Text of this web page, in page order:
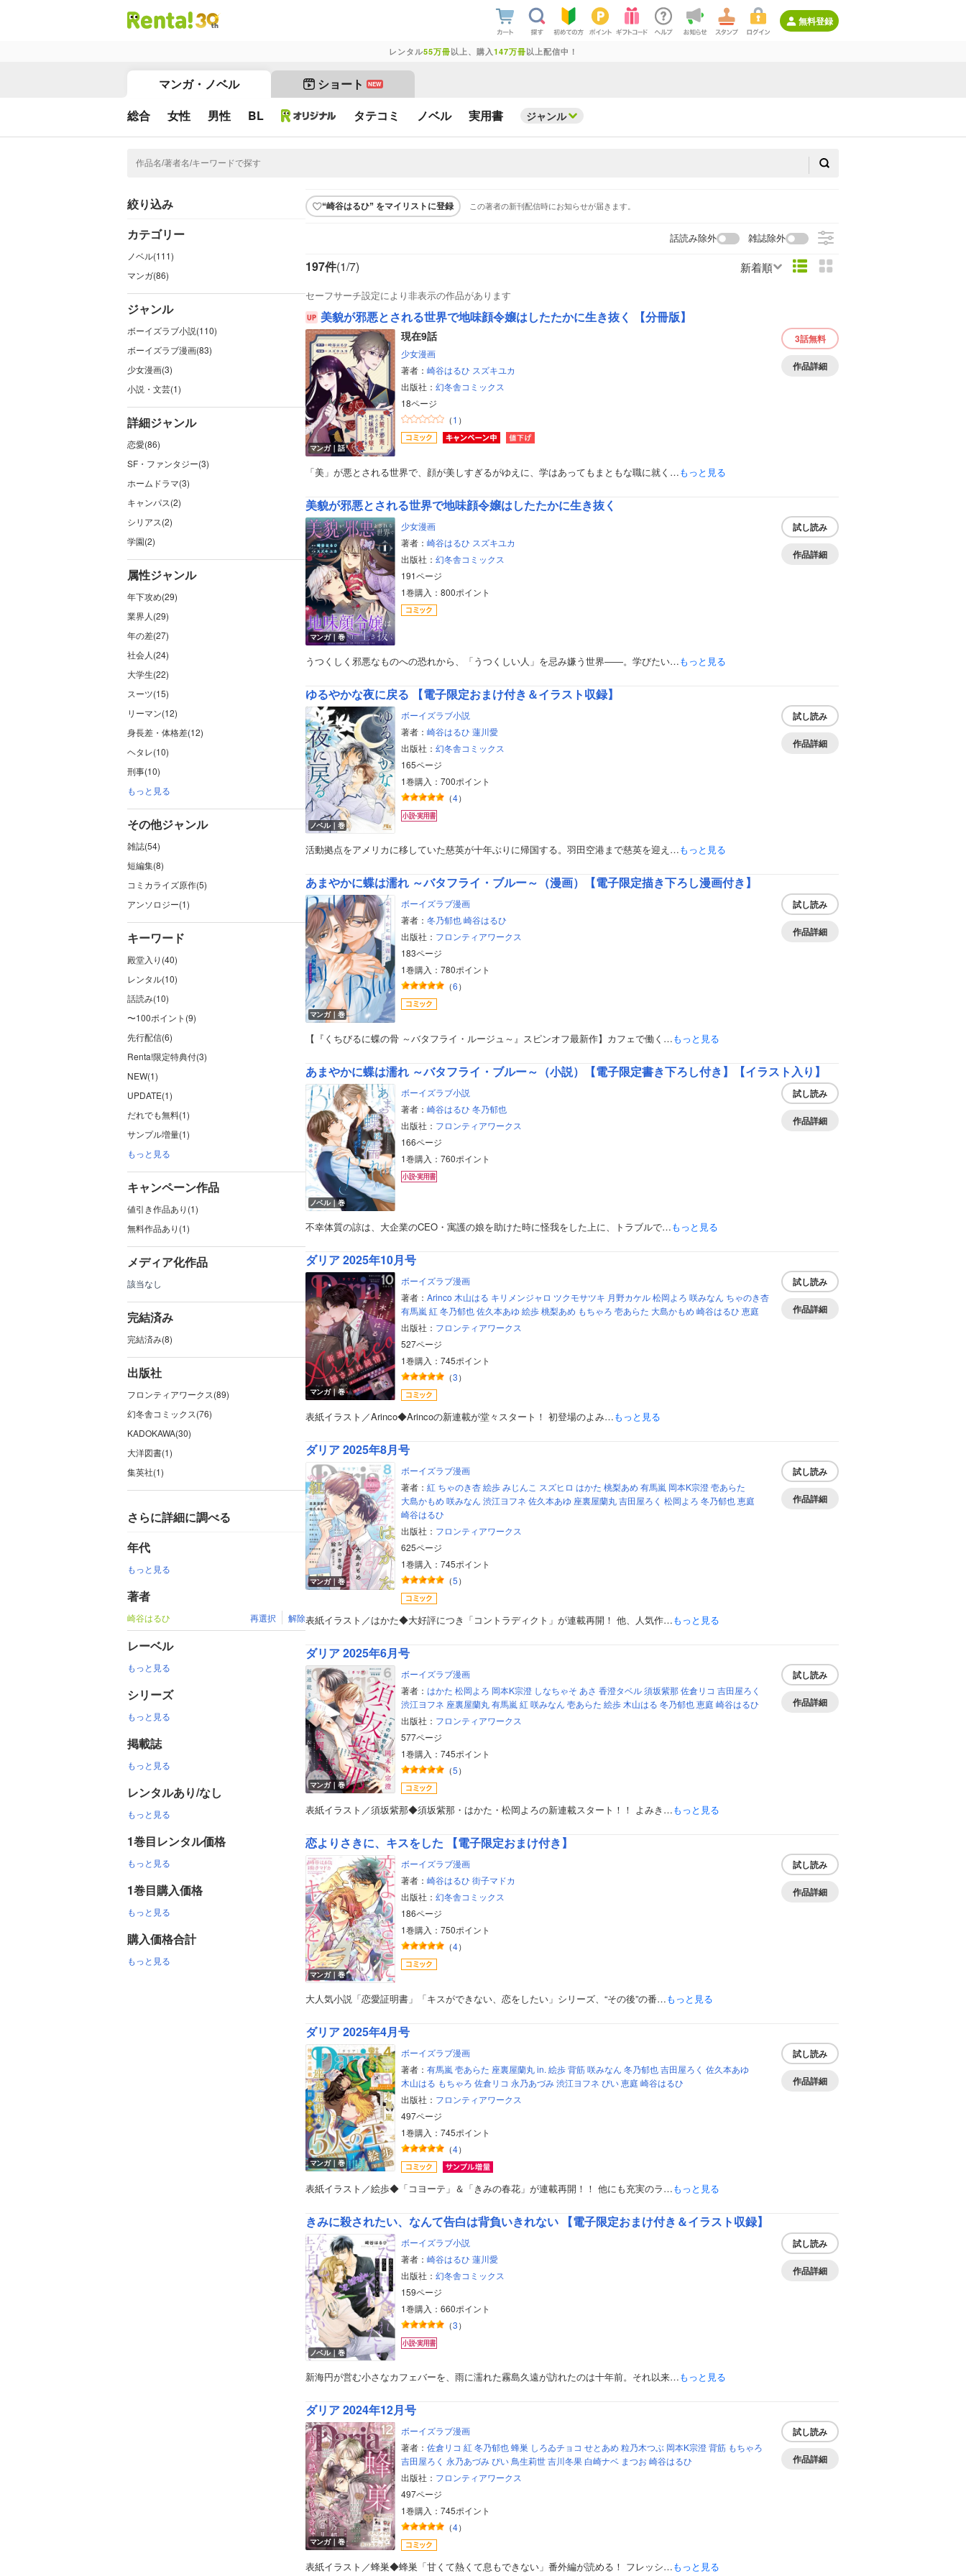
無料登録
レンタル55万冊以上、購入 147万冊以上配信中！
マンガ・ノベル ショート NEW
総合 女性 男性 BL タテコミ ノベル 実用書 ジャンル
絞り込み
カテゴリー
ノベル(111)
マンガ(86)
ジャンル
ボーイズラブ小説(110)
ボーイズラブ漫画(83)
少女漫画(3)
小説・文芸(1)
詳細ジャンル
恋愛(86)
SF・ファンタジー(3)
ホームドラマ(3)
キャンパス(2)
シリアス(2)
学園(2)
属性ジャンル
年下攻め(29)
業界人(29)
年の差(27)
社会人(24)
大学生(22)
スーツ(15)
リーマン(12)
身長差・体格差(12)
ヘタレ(10)
刑事(10)
もっと見る
その他ジャンル
雑誌(54)
短編集(8)
コミカライズ原作(5)
アンソロジー(1)
キーワード
殿堂入り(40)
レンタル(10)
話読み(10)
〜100ポイント(9)
先行配信(6)
Renta!限定特典付(3)
NEW(1)
UPDATE(1)
だれでも無料(1)
サンプル増量(1)
もっと見る
キャンペーン作品
値引き作品あり(1)
無料作品あり(1)
メディア化作品
該当なし
完結済み
完結済み(8)
出版社
フロンティアワークス(89)
幻冬舎コミックス(76)
KADOKAWA(30)
大洋図書(1)
集英社(1)
さらに詳細に調べる
年代
もっと見る
著者
崎谷はるひ 再選択 解除
レーベル
もっと見る
シリーズ
もっと見る
掲載誌
もっと見る
レンタルあり/なし
もっと見る
1巻目レンタル価格
もっと見る
1巻目購入価格
もっと見る
購入価格合計
もっと見る
“崎谷はるひ” をマイリストに登録 この著者の新刊配信時にお知らせが届きます。
話読み除外 雑誌除外
197件(1/7) 新着順
セーフサーチ設定により非表示の作品があります
ボーイズラブ
ティーンズラブ
美女・美少女
女性写真集
美貌が邪悪とされる世界で地味顔令嬢はしたたかに生き抜く 【分冊版】
マンガ｜話
現在9話
少女漫画
著者： 崎谷はるひ スズキユカ
出版社： 幻冬舎コミックス
18ページ
（1 ）
3話無料
作品詳細
「美」が悪とされる世界で、顔が美しすぎるがゆえに、学はあってもまともな職に就く…もっと見る
美貌が邪悪とされる世界で地味顔令嬢はしたたかに生き抜く
マンガ｜巻
少女漫画
著者： 崎谷はるひ スズキユカ
出版社： 幻冬舎コミックス
191ページ
1巻購入：800ポイント
試し読み
作品詳細
うつくしく邪悪なものへの恐れから、「うつくしい人」を忌み嫌う世界――。学びたい…もっと見る
ゆるやかな夜に戻る 【電子限定おまけ付き＆イラスト収録】
ノベル｜巻
ボーイズラブ小説
著者： 崎谷はるひ 蓮川愛
出版社： 幻冬舎コミックス
165ページ
1巻購入：700ポイント
（4）
試し読み
作品詳細
活動拠点をアメリカに移していた慈英が十年ぶりに帰国する。羽田空港まで慈英を迎え…もっと見る
あまやかに蝶は濡れ ～バタフライ・ブルー～（漫画）【電子限定描き下ろし漫画付き】
マンガ｜巻
ボーイズラブ漫画
著者： 冬乃郁也 崎谷はるひ
出版社： フロンティアワークス
183ページ
1巻購入：780ポイント
（6）
試し読み
作品詳細
【『くちびるに蝶の骨 ～バタフライ・ルージュ～』スピンオフ最新作】カフェで働く…もっと見る
あまやかに蝶は濡れ ～バタフライ・ブルー～（小説）【電子限定書き下ろし付き】【イラスト入り】
ノベル｜巻
ボーイズラブ小説
著者： 崎谷はるひ 冬乃郁也
出版社： フロンティアワークス
166ページ
1巻購入：760ポイント
試し読み
作品詳細
不幸体質の諒は、大企業のCEO・寓護の娘を助けた時に怪我をした上に、トラブルで…もっと見る
ダリア 2025年10月号
マンガ｜巻
ボーイズラブ漫画
著者： Arinco 木山はる キリメンジャロ ツクモサツキ 月野カケル 松岡よろ 咲みなん ちゃのき杏
有馬嵐 紅 冬乃郁也 佐久本あゆ 絵歩 桃梨あめ もちゃろ 壱あらた 大島かもめ 崎谷はるひ 恵庭
出版社： フロンティアワークス
527ページ
1巻購入：745ポイント
（3）
試し読み
作品詳細
表紙イラスト／Arinco◆Arincoの新連載が堂々スタート！ 初登場のよみ…もっと見る
ダリア 2025年8月号
マンガ｜巻
ボーイズラブ漫画
著者： 紅 ちゃのき杏 絵歩 みじんこ スズヒロ はかた 桃梨あめ 有馬嵐 岡本K宗澄 壱あらた
大島かもめ 咲みなん 渋江ヨフネ 佐久本あゆ 座裏屋蘭丸 吉田屋ろく 松岡よろ 冬乃郁也 恵庭
崎谷はるひ
出版社： フロンティアワークス
625ページ
1巻購入：745ポイント
（5）
試し読み
作品詳細
表紙イラスト／はかた◆大好評につき「コントラディクト」が連載再開！ 他、人気作…もっと見る
ダリア 2025年6月号
マンガ｜巻
ボーイズラブ漫画
著者： はかた 松岡よろ 岡本K宗澄 しなちゃそ あさ 香澄タベル 須坂紫那 佐倉リコ 吉田屋ろく
渋江ヨフネ 座裏屋蘭丸 有馬嵐 紅 咲みなん 壱あらた 絵歩 木山はる 冬乃郁也 恵庭 崎谷はるひ
出版社： フロンティアワークス
577ページ
1巻購入：745ポイント
（5）
試し読み
作品詳細
表紙イラスト／須坂紫那◆須坂紫那・はかた・松岡よろの新連載スタート！！ よみき…もっと見る
恋よりさきに、キスをした 【電子限定おまけ付き】
マンガ｜巻
ボーイズラブ漫画
著者： 崎谷はるひ 街子マドカ
出版社： 幻冬舎コミックス
186ページ
1巻購入：750ポイント
（4）
試し読み
作品詳細
大人気小説「恋愛証明書」「キスができない、恋をしたい」シリーズ、“その後”の番…もっと見る
ダリア 2025年4月号
マンガ｜巻
ボーイズラブ漫画
著者： 有馬嵐 壱あらた 座裏屋蘭丸 in. 絵歩 背筋 咲みなん 冬乃郁也 吉田屋ろく 佐久本あゆ
木山はる もちゃろ 佐倉リコ 永乃あづみ 渋江ヨフネ ぴい 恵庭 崎谷はるひ
出版社： フロンティアワークス
497ページ
1巻購入：745ポイント
（4）
試し読み
作品詳細
表紙イラスト／絵歩◆「コヨーテ」＆「きみの春花」が連載再開！！ 他にも充実のラ…もっと見る
きみに殺されたい、なんて告白は背負いきれない 【電子限定おまけ付き＆イラスト収録】
ノベル｜巻
ボーイズラブ小説
著者： 崎谷はるひ 蓮川愛
出版社： 幻冬舎コミックス
159ページ
1巻購入：660ポイント
（3）
試し読み
作品詳細
新海円が営む小さなカフェバーを、雨に濡れた霧島久遠が訪れたのは十年前。それ以来…もっと見る
ダリア 2024年12月号
マンガ｜巻
ボーイズラブ漫画
著者： 佐倉リコ 紅 冬乃郁也 蜂巣 しろゐチョコ せとあめ 粒乃木つぶ 岡本K宗澄 背筋 もちゃろ
吉田屋ろく 永乃あづみ ぴい 鳥生莉世 吉川冬果 白崎ナベ まつお 崎谷はるひ
出版社： フロンティアワークス
497ページ
1巻購入：745ポイント
（4）
試し読み
作品詳細
表紙イラスト／蜂巣◆蜂巣「甘くて熱くて息もできない」番外編が読める！ フレッシ…もっと見る